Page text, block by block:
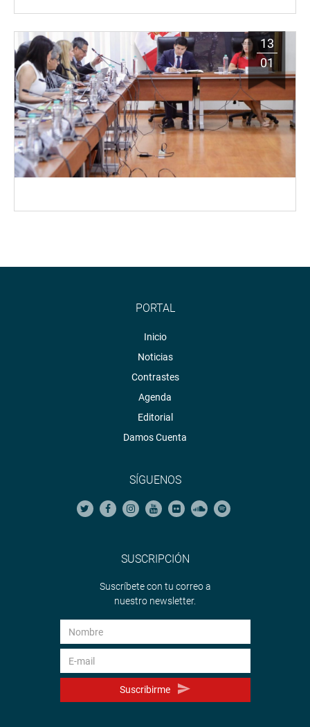
13
01
PORTAL
Inicio
Noticias
Contrastes
Agenda
Editorial
Damos Cuenta
SÍGUENOS
SUSCRIPCIÓN
Suscríbete con tu correo a
nuestro newsletter.
Suscribirme